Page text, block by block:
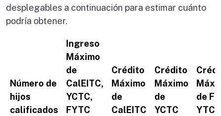
desplegables a continuación para estimar cuánto
podría obtener.
Número de
hijos
calificados
Ingreso
Máximo
de
CalEITC,
YCTC,
FYTC
Crédito
Máximo
de
CalEITC
Crédito
Máximo
de
YCTC
de F
YTC